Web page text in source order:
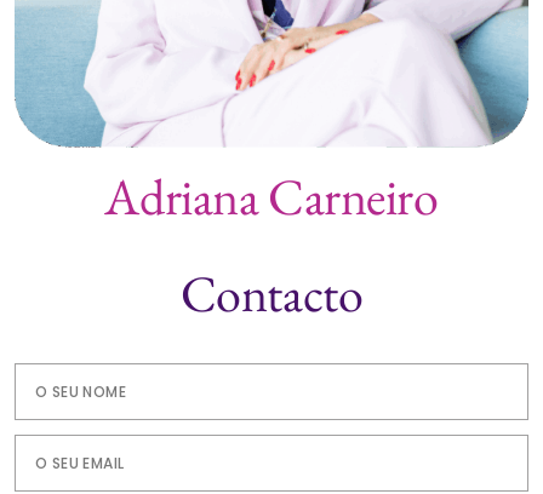
Adriana Carneiro
Contacto